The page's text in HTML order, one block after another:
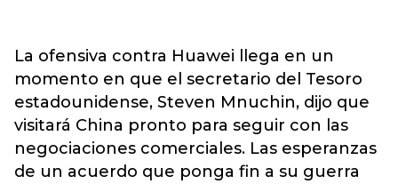
La ofensiva contra Huawei llega en un
momento en que el secretario del Tesoro
estadounidense, Steven Mnuchin, dijo que
visitará China pronto para seguir con las
negociaciones comerciales. Las esperanzas
de un acuerdo que ponga fin a su guerra